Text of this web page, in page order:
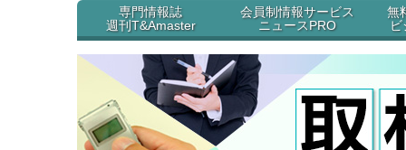
専門情報誌
週刊T&Amaster
会員制情報サービス
ニュースPRO
無